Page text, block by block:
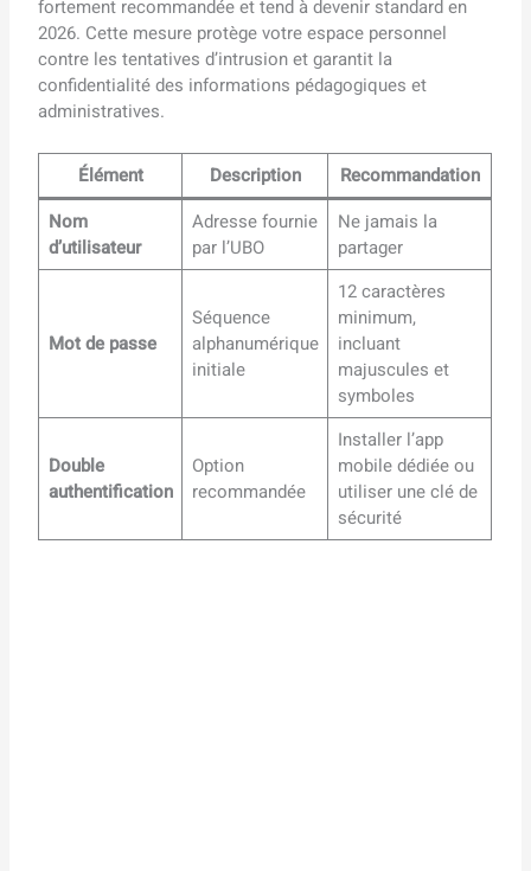
fortement recommandée et tend à devenir standard en
2026. Cette mesure protège votre espace personnel
contre les tentatives d’intrusion et garantit la
confidentialité des informations pédagogiques et
administratives.
Élément Description
Recommandation
Nom
d’utilisateur
Adresse fournie
par l’UBO
Ne jamais la
partager
Mot de passe
Séquence
alphanumérique
initiale
12 caractères
minimum,
incluant
majuscules et
symboles
Double
authentification
Option
recommandée
Installer l’app
mobile dédiée ou
utiliser une clé de
sécurité